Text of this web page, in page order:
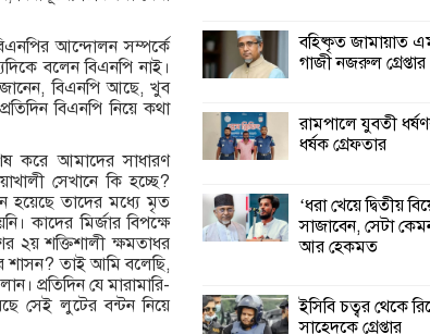
আন্দোলন সম্পর্কে
বলেন বিএনপি নাই।
বিএনপি আছে, খুব
বিএনপি নিয়ে কথা
করে আমাদের সাধারণ
সেখানে কি হচ্ছে?
হয়েছে তাদের মধ্যে মৃত
কাদের মির্জার বিপক্ষে
২য় শক্তিশালী ক্ষমতাধর
শাসন? তাই আমি বলেছি,
প্রতিদিন যে মারামারি-
সেই লুটের বন্টন নিয়ে
কর্মী সম্মেলন
সহনশীল জনগোষ্ঠী
প্রকল্পের
শিখন ও অভিজ্ঞতা বিনিময় সভা
শ্যামনগরে
সিএমসির সাথে
মতবিনিময় সভা
বহিষ্কৃত জামায়াত
গাজী নজরুল গ্রেপ্তার
রামপালে যুবতী
ধর্ষক গ্রেফতার
‘ধরা খেয়ে দ্বিতীয়
সাজাবেন, সেটা
আর হেকমত
ইসিবি চত্বর থেকে
সাহেদকে গ্রেপ্তার